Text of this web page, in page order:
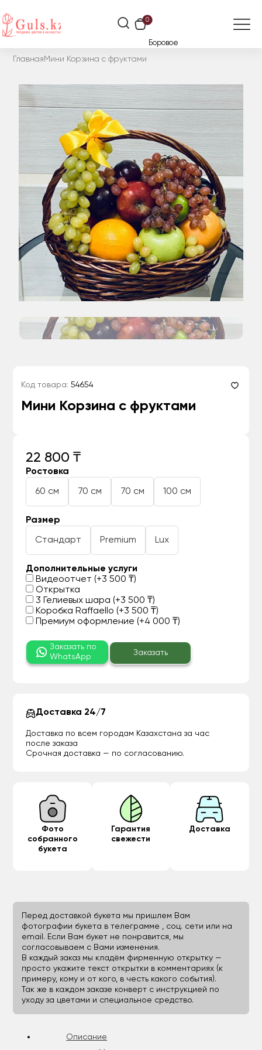
0
Боровое
Главная Мини Корзина с фруктами
Код товара: 54654
Мини Корзина с фруктами
22 800 ₸
Ростовка
60 см 70 см 70 см 100 см
Размер
Стандарт Premium Lux
Дополнительные услуги
Видеоотчет (+3 500 ₸)
Открытка
3 Гелиевых шара (+3 500 ₸)
Коробка Raffaello (+3 500 ₸)
Премиум оформление (+4 000 ₸)
Заказать по
WhatsApp
Заказать
Доставка 24/7
Доставка по всем городам Казахстана за час
после заказа
Срочная доставка — по согласованию.
Фото
собранного
букета
Гарантия
свежести
Доставка
Перед доставкой букета мы пришлем Вам
фотографии букета в телеграмме , соц. сети или на
email. Если Вам букет не понравится, мы
согласовываем с Вами изменения.
В каждый заказ мы кладём фирменную открытку —
просто укажите текст открытки в комментариях (к
примеру, кому и от кого, в честь какого события).
Так же в каждом заказе конверт с инструкцией по
уходу за цветами и специальное средство.
Описание